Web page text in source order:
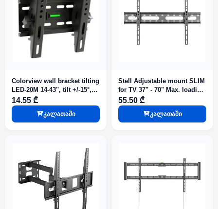
Colorview wall bracket tilting
LED-20M 14-43'', tilt +/-15°,
wall distance 53mm, Vesa
200/200mm, max support
14.55 ₾
კალათაში
Stell Adjustable mount SLIM
for TV 37" - 70" Max. loading
: 45 kg SHO 4420
55.50 ₾
კალათაში